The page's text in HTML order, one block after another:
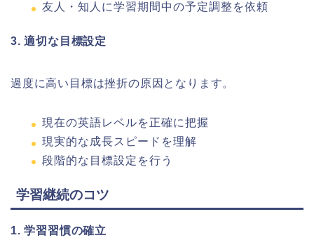
友人・知人に学習期間中の予定調整を依頼
3. 適切な目標設定
過度に高い目標は挫折の原因となります。
現在の英語レベルを正確に把握
現実的な成長スピードを理解
段階的な目標設定を行う
学習継続のコツ
1. 学習習慣の確立